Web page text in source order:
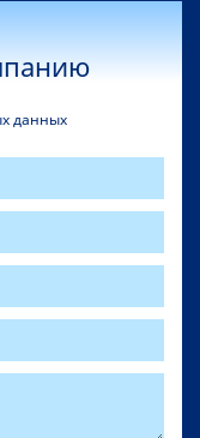
данных